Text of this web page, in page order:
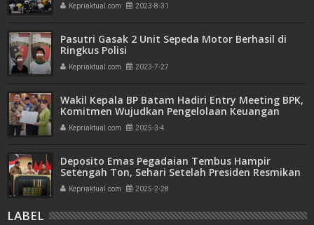
Kepriaktual.com 2023-8-31
Pasutri Gasak 2 Unit Sepeda Motor Berhasil di
Ringkus Polisi
Kepriaktual.com 2023-7-27
Wakil Kepala BP Batam Hadiri Entry Meeting BPK,
Komitmen Wujudkan Pengelolaan Keuangan
Transparan dan Akuntabel
Kepriaktual.com 2025-3-4
Deposito Emas Pegadaian Tembus Hampir
Setengah Ton, Sehari Setelah Presiden Resmikan
Bank Emas
Kepriaktual.com 2025-2-28
LABEL